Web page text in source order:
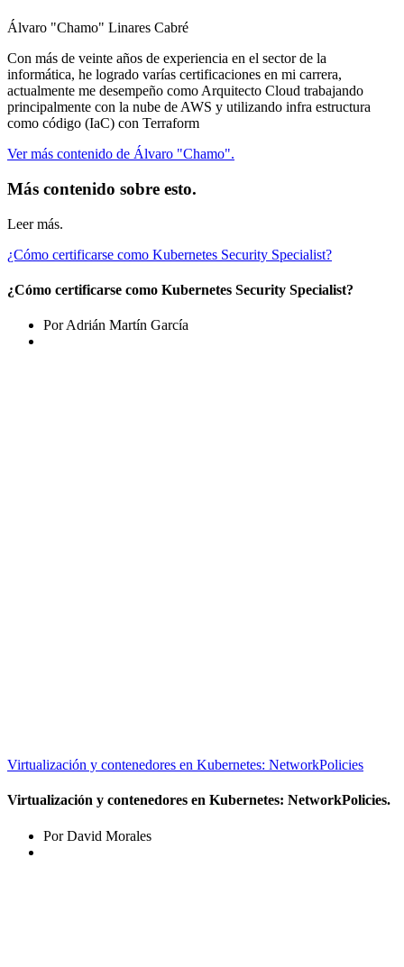
Álvaro "Chamo" Linares Cabré
Con más de veinte años de experiencia en el sector de la
informática, he logrado varías certificaciones en mi carrera,
actualmente me desempeño como Arquitecto Cloud trabajando
principalmente con la nube de AWS y utilizando infra estructura
como código (IaC) con Terraform
Ver más contenido de Álvaro "Chamo".
Más contenido sobre esto.
Leer más.
¿Cómo certificarse como Kubernetes Security Specialist?
¿Cómo certificarse como Kubernetes Security Specialist?
Por Adrián Martín García
Virtualización y contenedores en Kubernetes: NetworkPolicies
Virtualización y contenedores en Kubernetes: NetworkPolicies.
Por David Morales